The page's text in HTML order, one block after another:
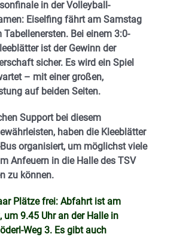
in der Volleyball-
Eiselfing fährt am Samstag
Bei einem 3:0-
ist der Gewinn der
sicher. Es wird ein Spiel
– mit einer großen,
auf beiden Seiten.
Support bei diesem
haben die Kleeblätter
organisiert, um möglichst viele
Anfeuern in die Halle des TSV
zu können.
Plätze frei: Abfahrt ist am
um 9.45 Uhr an der Halle in
Weg 3. Es gibt auch